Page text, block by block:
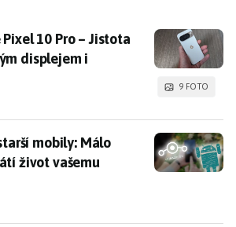
Pixel 10 Pro – Jistota podpořená
10 Pro – Jistota
displejem i
9 FOTO
mobily: Málo známý systém
mobily: Málo
život vašemu